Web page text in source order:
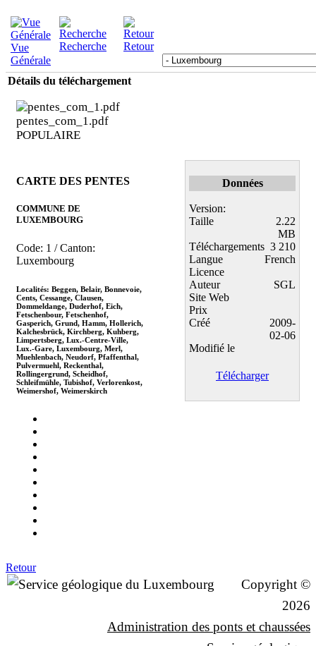
Vue
Générale
Recherche Retour
Détails du téléchargement
pentes_com_1.pdf
POPULAIRE
CARTE DES PENTES
COMMUNE DE
LUXEMBOURG
Code: 1 / Canton:
Luxembourg
Localités: Beggen, Belair, Bonnevoie,
Cents, Cessange, Clausen,
Dommeldange, Duderhof, Eich,
Fetschenbour, Fetschenhof,
Gasperich, Grund, Hamm, Hollerich,
Kalchesbrück, Kirchberg, Kuhberg,
Limpertsberg, Lux.-Centre-Ville,
Lux.-Gare, Luxembourg, Merl,
Muehlenbach, Neudorf, Pfaffenthal,
Pulvermuehl, Reckenthal,
Rollingergrund, Scheidhof,
Schleifmühle, Tubishof, Verlorenkost,
Weimershof, Weimerskirch
Données
Version:
Taille
2.22
MB
Téléchargements 3 210
Langue
French
Licence
Auteur
SGL
Site Web
Prix
Créé
2009-
02-06
Modifié le
Télécharger
Retour
Copyright ©
2026
Administration des ponts et chaussées